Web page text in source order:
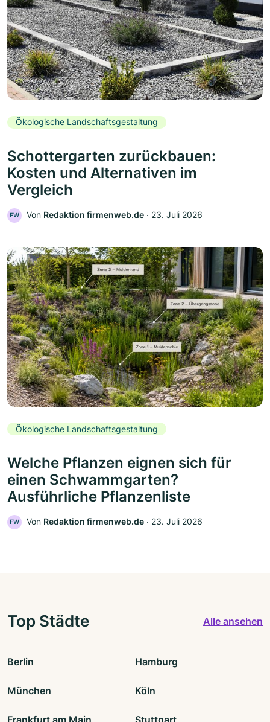
Ökologische Landschaftsgestaltung
Schottergarten zurückbauen:
Kosten und Alternativen im
Vergleich
FW Von Redaktion firmenweb.de ‧ 23. Juli 2026
Ökologische Landschaftsgestaltung
Welche Pflanzen eignen sich für
einen Schwammgarten?
Ausführliche Pflanzenliste
FW Von Redaktion firmenweb.de ‧ 23. Juli 2026
Top Städte Alle ansehen
Berlin Hamburg
München Köln